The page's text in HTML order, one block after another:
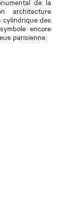
de la
architecture
cylindrique des
encore
parisienne.